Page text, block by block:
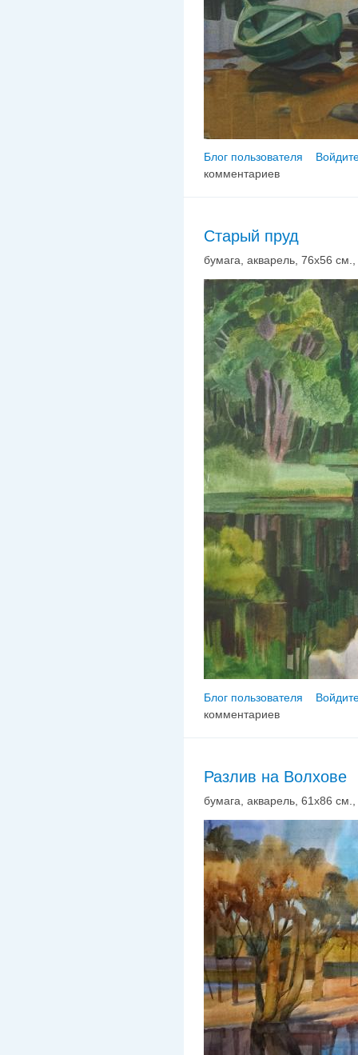
Блог пользователя
комментариев
Старый пруд
бумага, акварель, 76х56 см.,
Блог пользователя
комментариев
Разлив на Волхове
бумага, акварель, 61х86 см.,